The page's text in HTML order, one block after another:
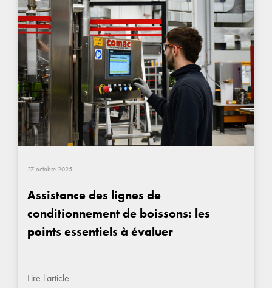
27 octobre 2025
Assistance des lignes de
conditionnement de boissons: les
points essentiels à évaluer
Lire l'article